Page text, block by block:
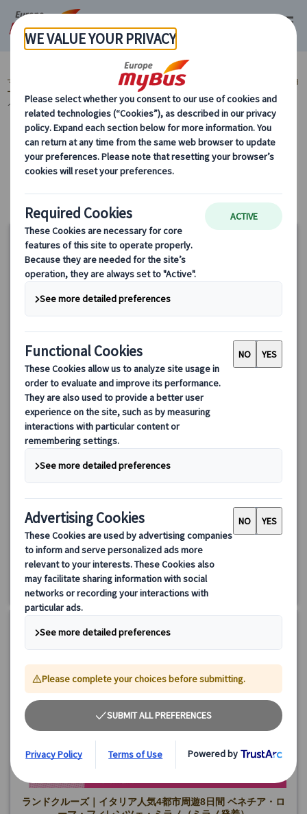
マイバス・ヨーロッパ ヨーロッパ周遊『ランドクルーズ』とは？ (59)
ヨ
ーロッパ周遊旅行『ランドクルーズ』 (59)
ノ着(イタリア) (3)
カテゴリーから探す
解散都市から選ぶ ミラノ着(イタリア)
ランドクルーズ｜スイス名峰周遊8日間(チューリッヒ発ミラノ
着)
ヒ発ミラノ着で登山列車や湖上クルーズ、シャモニーやジュネー
2164.00 EUR 1947.60 EUR
詳細を見る
木曜日
4/16・30、5月～8月、9/10・24、10/8
ランドクルーズ｜イタリア人気4都市周遊8日間 ベネチア・ロ